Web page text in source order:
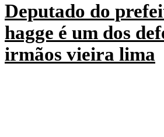
Deputado do
hagge é um dos
irmãos vieira lima